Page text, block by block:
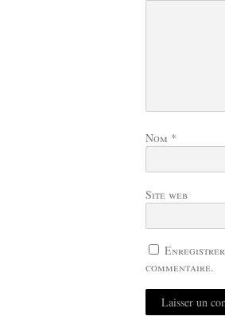
Nom *
Site web
Enregistrer
commentaire.